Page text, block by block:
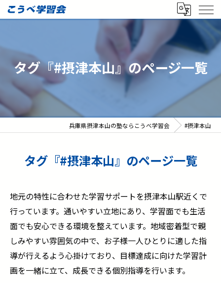
タグ『#摂津本山』のページ一覧
兵庫県摂津本山の塾ならこうべ学習会 #摂津本山
タグ『#摂津本山』のページ一覧
地元の特性に合わせた学習サポートを摂津本山駅近くで
行っています。通いやすい立地にあり、学習面でも生活
面でも安心できる環境を整えています。地域密着型で親
しみやすい雰囲気の中で、お子様一人ひとりに適した指
導が行えるよう心掛けており、目標達成に向けた学習計
画を一緒に立て、成長できる個別指導を行います。